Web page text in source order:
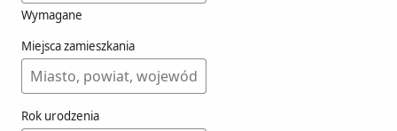
Wymagane
Miejsca zamieszkania
Rok urodzenia